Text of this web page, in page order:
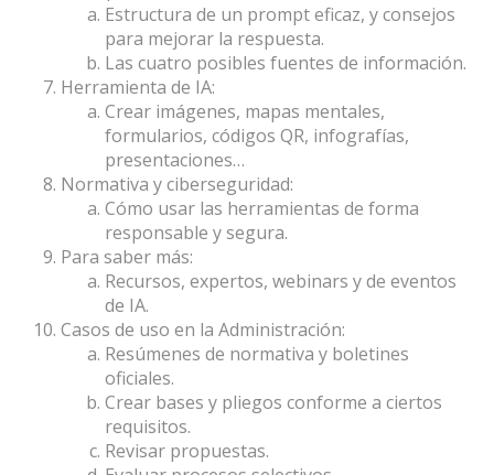
Estructura de un prompt eficaz, y consejos
para mejorar la respuesta.
Las cuatro posibles fuentes de información.
Herramienta de IA:
Crear imágenes, mapas mentales,
formularios, códigos QR, infografías,
presentaciones…
Normativa y ciberseguridad:
Cómo usar las herramientas de forma
responsable y segura.
Para saber más:
Recursos, expertos, webinars y de eventos
de IA.
Casos de uso en la Administración:
Resúmenes de normativa y boletines
oficiales.
Crear bases y pliegos conforme a ciertos
requisitos.
Revisar propuestas.